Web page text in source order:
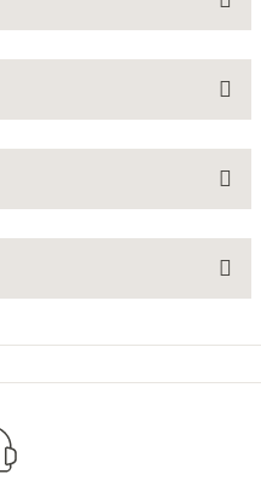
sorulmamış.
kullanarak tarafımıza